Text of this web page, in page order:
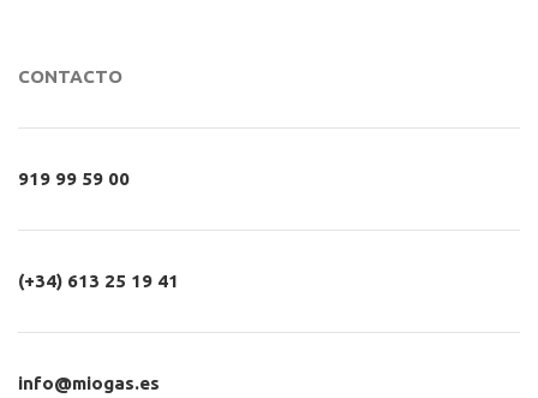
CONTACTO
919 99 59 00
(+34) 613 25 19 41
info@miogas.es